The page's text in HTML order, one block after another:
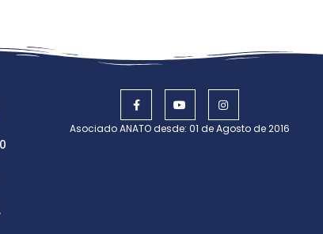
Asociado ANATO desde: 01 de Agosto de 2016